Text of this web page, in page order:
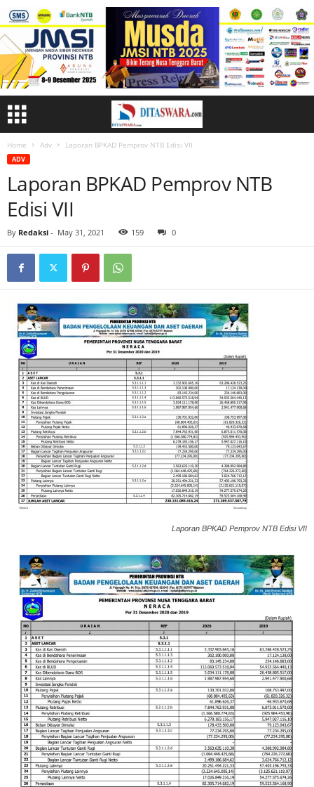
Home Adv Laporan BPKAD Pemprov NTB Edisi VII
ADV
Laporan BPKAD Pemprov NTB
Edisi VII
By Redaksi - May 31, 2021 159 0
Laporan BPKAD Pemprov NTB Edisi VII